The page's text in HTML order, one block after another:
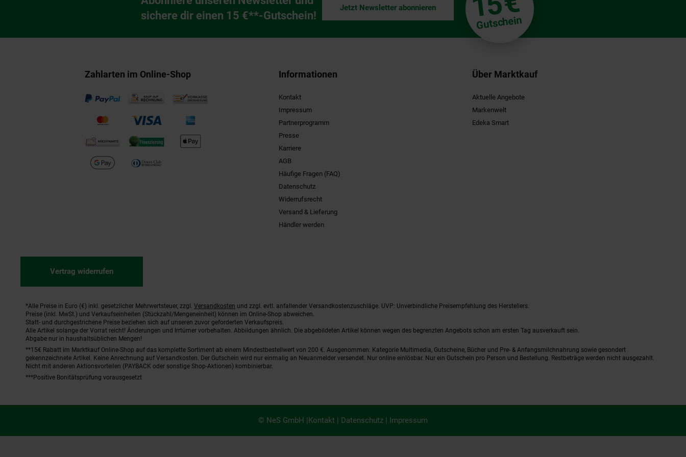
Newsletter Anmeldung
sichere dir einen 15 €**-Gutschein!
Gutschein
Jetzt Newsletter abonnieren
Zahlarten im Online-Shop Informationen
Kontakt
Impressum
Partnerprogramm
Presse
Karriere
AGB
Häufige Fragen (FAQ)
Datenschutz
Widerrufsrecht
Versand & Lieferung
Händler werden
Über Marktkauf
Aktuelle Angebote
Markenwelt
Edeka Smart
Vertrag widerrufen
Fußnoten
*Alle Preise in Euro (€) inkl. gesetzlicher Mehrwertsteuer, zzgl. Versandkosten und zzgl. evtl. anfallender Versandkostenzuschläge. UVP: Unverbindliche Preisempfehlung des Herstellers.
Preise (inkl. MwSt.) und Verkaufseinheiten (Stückzahl/Mengeneinheit) können im Online-Shop abweichen.
Statt- und durchgestrichene Preise beziehen sich auf unseren zuvor geforderten Verkaufspreis.
Alle Artikel solange der Vorrat reicht! Änderungen und Irrtümer vorbehalten. Abbildungen ähnlich. Die abgebildeten Artikel können wegen des begrenzten Angebots schon am ersten Tag ausverkauft sein.
Abgabe nur in haushaltsüblichen Mengen!
**15€ Rabatt im Marktkauf Online-Shop auf das komplette Sortiment ab einem Mindestbestellwert von 200 €. Ausgenommen: Kategorie Multimedia, Gutscheine, Bücher und Pre- & Anfangsmilchnahrung sowie gesondert
gekennzeichnete Artikel. Keine Anrechnung auf Versandkosten. Der Gutschein wird nur einmalig an Neuanmelder versendet. Nur online einlösbar. Nur ein Gutschein pro Person und Bestellung. Restbeträge werden nicht ausgezahlt.
Nicht mit anderen Aktionsvorteilen (PAYBACK oder sonstige Shop-Aktionen) kombinierbar.
***Positive Bonitätsprüfung vorausgesetzt
© NeS GmbH |Kontakt | Datenschutz | Impressum